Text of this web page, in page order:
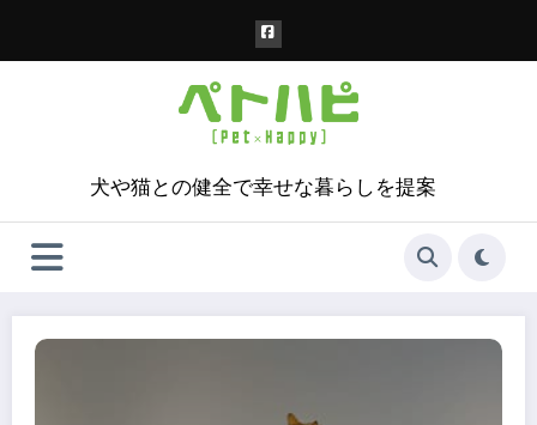
犬や猫との健全で幸せな暮らしを提案